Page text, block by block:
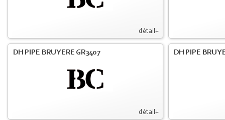
détail+
détail+
DH PIPE BRUYERE GR3407 DH PIPE